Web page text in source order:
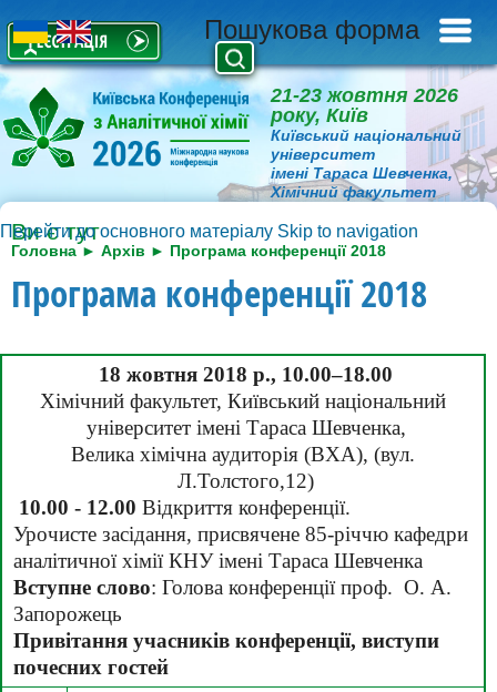
Пошукова форма
21-23 жовтня 2026
року, Київ
Київський національний
університет
імені Тараса Шевченка,
Хімічний факультет
Українська
English
Перейти до основного матеріалу Skip to navigation
Ви є тут
Головна ► Архів ► Програма конференції 2018
Програма конференції 2018
18 жовтня 2018 р., 10.00–18.00
Хімічний факультет, Київський національний
університет імені Тараса Шевченка,
Велика хімічна аудиторія (ВХА), (вул.
Л.Толстого,12)
10.00 - 12.00 Відкриття конференції.
Урочисте засідання, присвячене 85-річчю кафедри
аналітичної хімії КНУ імені Тараса Шевченка
Вступне слово: Голова конференції проф.  О. А.
Запорожець
Привітання учасників конференції, виступи
почесних гостей